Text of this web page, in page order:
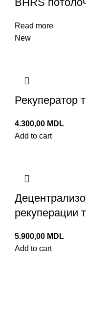
Read more
New
Рекуператор
4.300,00 MDL
Add to cart
рекуперации
5.900,00 MDL
Add to cart